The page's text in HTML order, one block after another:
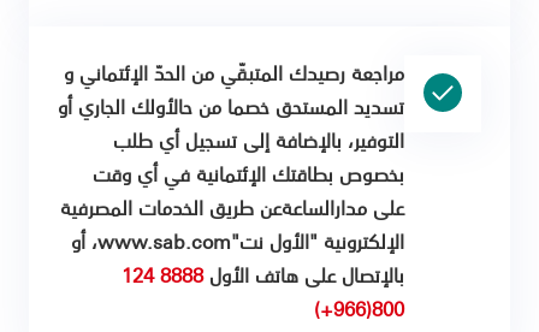
مراجعة رصيدك المتبقّي من الحدّ الإئتماني و
تسديد المستحق خصما من حالأولك الجاري أو
التوفير، بالإضافة إلى تسجيل أي طلب
بخصوص بطاقتك الإئتمانية في أي وقت
على مدارالساعةعن طريق الخدمات المصرفية
الإلكترونية "الأول نت"www.sab.com، أو
بالإتصال على هاتف الأول
8888 124
800(966+)